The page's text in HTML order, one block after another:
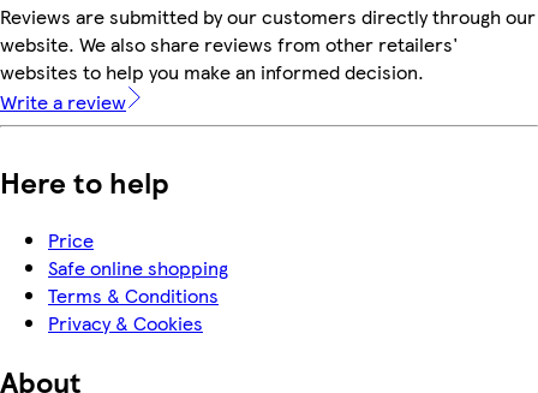
Reviews are submitted by our customers directly through our
website. We also share reviews from other retailers'
websites to help you make an informed decision.
Write a review
Here to help
Price
Safe online shopping
Terms & Conditions
Privacy & Cookies
About